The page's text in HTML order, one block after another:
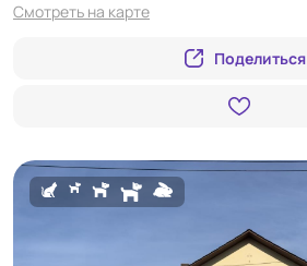
Смотреть на карте
Поделиться